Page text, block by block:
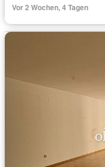
Vor 2 Wochen, 4 Tagen